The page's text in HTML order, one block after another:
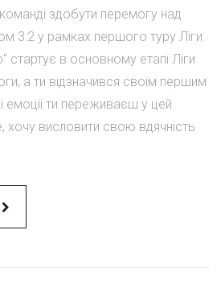
здобути перемогу над
3:2 у рамках першого туру Ліги
стартує в основному етапі Ліги
а ти відзначився своїм першим
емоції ти переживаєш у цей
висловити свою вдячність